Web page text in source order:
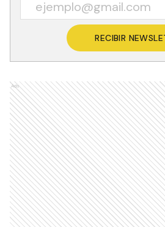
RECIBIR
Ads